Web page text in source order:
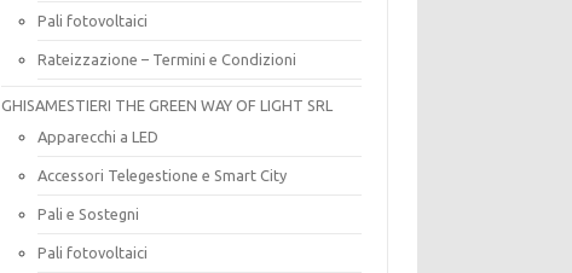
Pali fotovoltaici
Rateizzazione – Termini e Condizioni
GHISAMESTIERI THE GREEN WAY OF LIGHT SRL
Apparecchi a LED
Accessori Telegestione e Smart City
Pali e Sostegni
Pali fotovoltaici